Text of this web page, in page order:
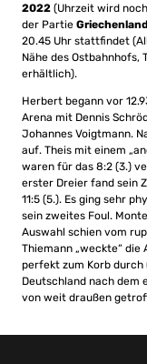
2022 (Uhrzeit wird
der Partie
20.45 Uhr stattfindet
Nähe des Ostbahnhofs,
erhältlich).
Herbert begann vor
Arena mit Dennis
Johannes Voigtmann.
auf. Theis mit einem
waren für das 8:2 (3.)
erster Dreier fand sein
11:5 (5.). Es ging sehr
sein zweites Foul.
Auswahl schien vom
Thiemann „weckte“ die
perfekt zum Korb durch
Deutschland nach dem
von weit draußen